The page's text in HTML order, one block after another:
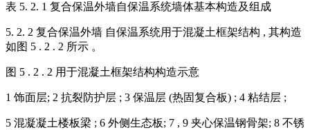
表 5. 2. 1 复合保温外墙自保温系统墙体基本构造及组成
5. 2. 2 复合保温外墙 自保温系统用于混凝土框架结构 , 其构造
如图 5 . 2 . 2 所示 。
图 5 . 2 . 2 用于混凝土框架结构构造示意
1 饰面层; 2 抗裂防护层 ; 3 保温层 (热固复合板) ; 4 粘结层 ;
5 混凝凝土楼板梁 ; 6 外侧生态板; 7 , 9 夹心保温钢骨架; 8 不锈